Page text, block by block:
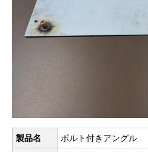
製品名 ボルト付きアングル